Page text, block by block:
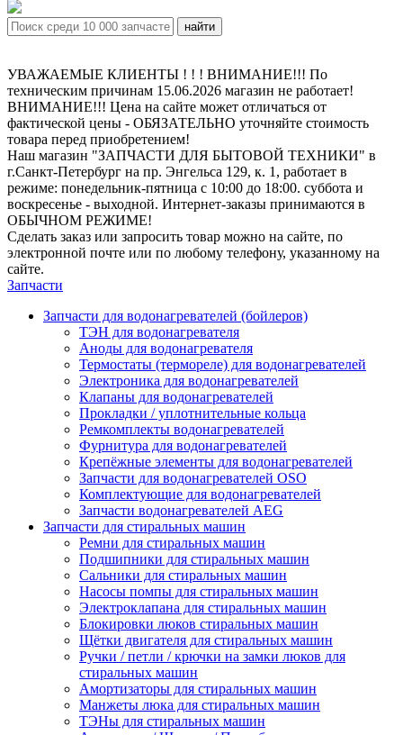
УВАЖАЕМЫЕ КЛИЕНТЫ ! ! ! ВНИМАНИЕ!!! По
техническим причинам 15.06.2026 магазин не работает!
ВНИМАНИЕ!!! Цена на сайте может отличаться от
фактической цены - ОБЯЗАТЕЛЬНО уточняйте стоимость
товара перед приобретением!
Наш магазин "ЗАПЧАСТИ ДЛЯ БЫТОВОЙ ТЕХНИКИ" в
г.Санкт-Петербург на пр. Энгельса 129, к. 1, работает в
режиме: понедельник-пятница с 10:00 до 18:00. суббота и
воскресенье - выходной. Интернет-заказы принимаются в
ОБЫЧНОМ РЕЖИМЕ!
Сделать заказ или запросить товар можно на сайте, по
электронной почте или по любому телефону, указанному на
сайте.
Запчасти
Запчасти для водонагревателей (бойлеров)
ТЭН для водонагревателя
Аноды для водонагревателя
Термостаты (термореле) для водонагревателей
Электроника для водонагревателей
Клапаны для водонагревателей
Прокладки / уплотнительные кольца
Ремкомплекты водонагревателей
Фурнитура для водонагревателей
Крепёжные элементы для водонагревателей
Запчасти для водонагревателей OSO
Комплектующие для водонагревателей
Запчасти водонагревателей AEG
Запчасти для стиральных машин
Ремни для стиральных машин
Подшипники для стиральных машин
Сальники для стиральных машин
Насосы помпы для стиральных машин
Электроклапана для стиральных машин
Блокировки люков стиральных машин
Щётки двигателя для стиральных машин
Ручки / петли / крючки на замки люков для
стиральных машин
Амортизаторы для стиральных машин
Манжеты люка для стиральных машин
ТЭНы для стиральных машин